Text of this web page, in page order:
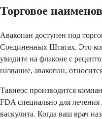
Торговое
Авакопан доступен под
Соединенных Штатах. Это
увидите на флаконе с
название, авакопан,
Тавнеос производится
FDA специально для
васкулита. Когда ваш врач